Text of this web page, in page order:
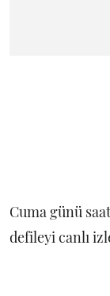
Cuma günü
defileyi canlı